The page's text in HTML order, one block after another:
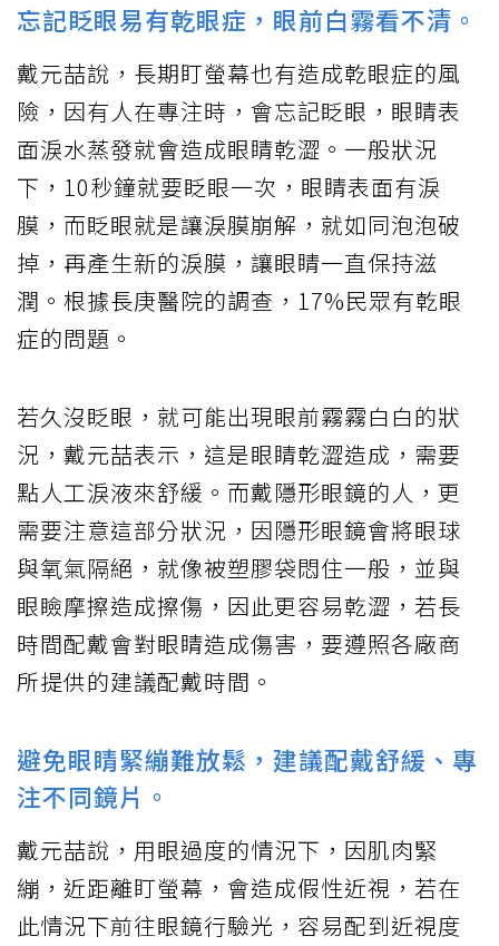
忘記眨眼易有乾眼症，眼前白霧看不清。
戴元喆說，長期盯螢幕也有造成乾眼症的風
險，因有人在專注時，會忘記眨眼，眼睛表
面淚水蒸發就會造成眼睛乾澀。一般狀況
下，10秒鐘就要眨眼一次，眼睛表面有淚
膜，而眨眼就是讓淚膜崩解，就如同泡泡破
掉，再產生新的淚膜，讓眼睛一直保持滋
潤。根據長庚醫院的調查，17%民眾有乾眼
症的問題。
若久沒眨眼，就可能出現眼前霧霧白白的狀
況，戴元喆表示，這是眼睛乾澀造成，需要
點人工淚液來舒緩。而戴隱形眼鏡的人，更
需要注意這部分狀況，因隱形眼鏡會將眼球
與氧氣隔絕，就像被塑膠袋悶住一般，並與
眼瞼摩擦造成擦傷，因此更容易乾澀，若長
時間配戴會對眼睛造成傷害，要遵照各廠商
所提供的建議配戴時間。
避免眼睛緊繃難放鬆，建議配戴舒緩、專
注不同鏡片。
戴元喆說，用眼過度的情況下，因肌肉緊
繃，近距離盯螢幕，會造成假性近視，若在
此情況下前往眼鏡行驗光，容易配到近視度